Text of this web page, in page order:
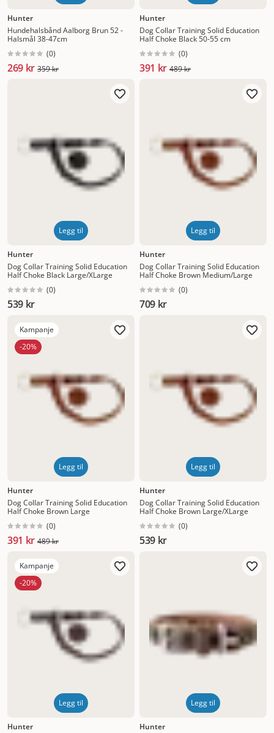
Hunter
Hundehalsbånd Aalborg Brun 52 -
Halsmål 38-47cm
(0)
269 kr 359 kr
Hunter
Dog Collar Training Solid Education
Half Choke Black 50-55 cm
(0)
391 kr 489 kr
Legg til
Hunter
Dog Collar Training Solid Education
Half Choke Black Large/XLarge
(0)
539 kr
Legg til
Hunter
Dog Collar Training Solid Education
Half Choke Brown Medium/Large
(0)
709 kr
Kampanje
-20%
Legg til
Hunter
Dog Collar Training Solid Education
Half Choke Brown Large
(0)
391 kr 489 kr
Legg til
Hunter
Dog Collar Training Solid Education
Half Choke Brown Large/XLarge
(0)
539 kr
Kampanje
-20%
Legg til
Hunter
Legg til
Hunter